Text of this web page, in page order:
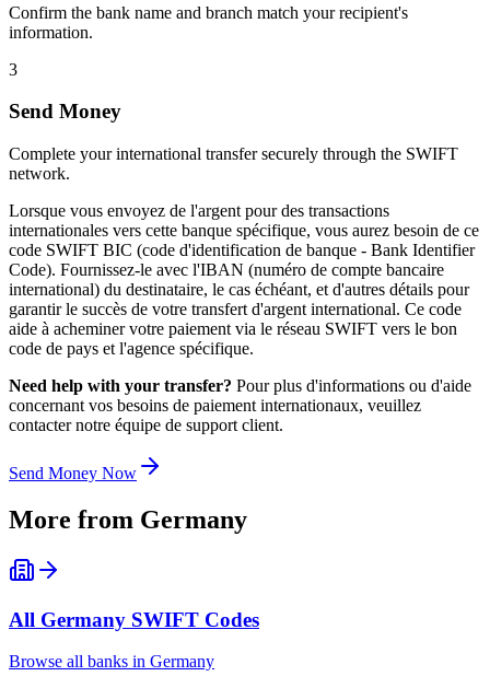
Confirm the bank name and branch match your recipient's
information.
3
Send Money
Complete your international transfer securely through the SWIFT
network.
Lorsque vous envoyez de l'argent pour des transactions
internationales vers cette banque spécifique, vous aurez besoin de ce
code SWIFT BIC (code d'identification de banque - Bank Identifier
Code). Fournissez-le avec l'IBAN (numéro de compte bancaire
international) du destinataire, le cas échéant, et d'autres détails pour
garantir le succès de votre transfert d'argent international. Ce code
aide à acheminer votre paiement via le réseau SWIFT vers le bon
code de pays et l'agence spécifique.
Need help with your transfer? Pour plus d'informations ou d'aide
concernant vos besoins de paiement internationaux, veuillez
contacter notre équipe de support client.
Send Money Now
More from Germany
All Germany SWIFT Codes
Browse all banks in Germany